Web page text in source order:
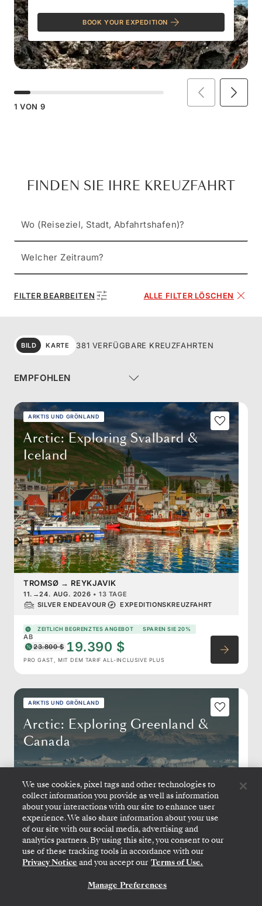
BOOK YOUR EXPEDITION
1 VON 9
FINDEN SIE IHRE KREUZFAHRT
Wo (Reiseziel, Stadt, Abfahrtshafen)?
Welcher Zeitraum?
FILTER BEARBEITEN ALLE FILTER LÖSCHEN
BILD KARTE 381 VERFÜGBARE KREUZFAHRTEN
ARKTIS UND GRÖNLAND
Arctic: Exploring Svalbard &
Iceland
TROMSØ → REYKJAVIK
11. →24. AUG. 2026 •13 TAGE
SILVER ENDEAVOUR
EXPEDITIONSKREUZFAHRT
ZEITLICH BEGRENZTES ANGEBOT SPAREN SIE 20%
AB
23.800 $ 19.390 $
PRO GAST, MIT DEM TARIF ALL-INCLUSIVE PLUS
ARKTIS UND GRÖNLAND
Arctic: Exploring Greenland &
Canada
IQALUIT (NUNAVUT) NUUK (GODTHAB)
EXPEDITIONSKREUZFAHRT
We use cookies, pixel tags and other technologies to
collect information you provide as well as information
about your interactions with our site to enhance user
experience. We also share information about your use
of our site with our social media, advertising and
analytics partners. By using this site, you consent to our
use of these tracking tools in accordance with our
Privacy Notice and you accept our Terms of Use.
Manage Preferences